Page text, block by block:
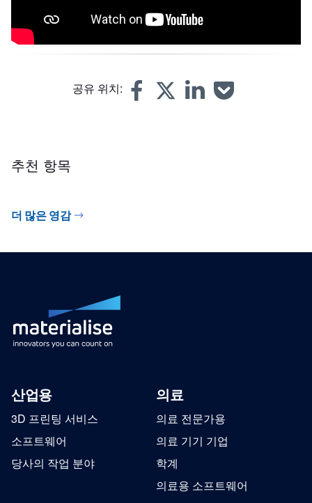
(DMLS) and selective laser melting (SLM).
공유 위치:
추천 항목
더 많은 영감
산업용
3D 프린팅 서비스
소프트웨어
당사의 작업 분야
의료
의료 전문가용
의료 기기 기업
학계
의료용 소프트웨어